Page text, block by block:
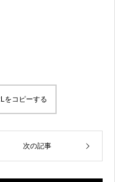
をコピーする
次の記事